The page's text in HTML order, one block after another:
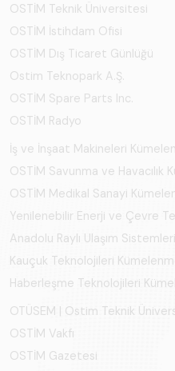
OSTİM Teknik Üniversitesi
OSTİM İstihdam Ofisi
OSTİM Dış Ticaret Günlüğü
Ostim Teknopark A.Ş.
OSTİM Spare Parts Inc.
OSTİM Radyo
İş ve İnşaat Makineleri
OSTİM Savunma ve Havacılık
OSTİM Medikal Sanayi
Yenilenebilir Enerji ve Çevre
Anadolu Raylı Ulaşım
Kauçuk Teknolojileri
Haberleşme Teknolojileri
OTÜSEM | Ostim Teknik
OSTİM Vakfı
OSTİM Gazetesi